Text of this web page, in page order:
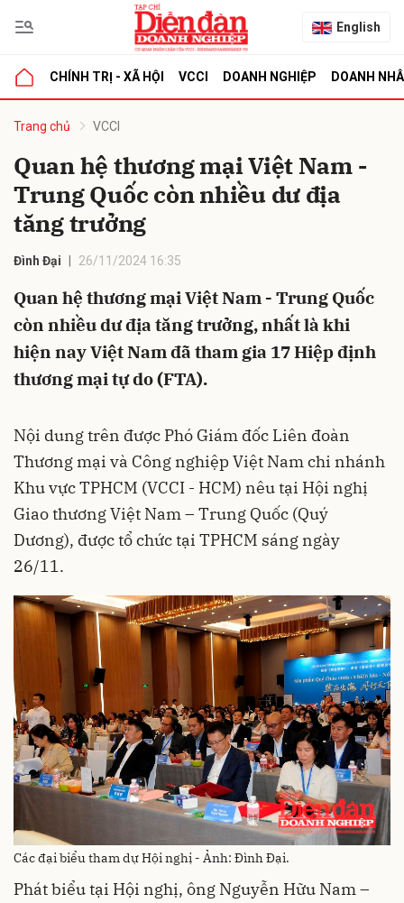
English
CHÍNH TRỊ - XÃ HỘI VCCI DOANH NGHIỆP DOANH
Trang chủ VCCI
Quan hệ thương mại Việt Nam -
Trung Quốc còn nhiều dư địa
tăng trưởng
Đình Đại 26/11/2024 16:35
Quan hệ thương mại Việt Nam - Trung Quốc
còn nhiều dư địa tăng trưởng, nhất là khi
hiện nay Việt Nam đã tham gia 17 Hiệp định
thương mại tự do (FTA).
Nội dung trên được Phó Giám đốc Liên đoàn
Thương mại và Công nghiệp Việt Nam chi nhánh
Khu vực TPHCM (VCCI - HCM) nêu tại Hội nghị
Giao thương Việt Nam – Trung Quốc (Quý
Dương), được tổ chức tại TPHCM sáng ngày
26/11.
Các đại biểu tham dự Hội nghị - Ảnh: Đình Đại.
Phát biểu tại Hội nghị, ông Nguyễn Hữu Nam –
luận
Hủy